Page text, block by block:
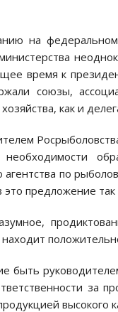
на федеральном
время к
союзы,
как и
по
предложение
за
высокого